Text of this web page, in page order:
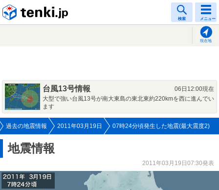
検索 メニュー
現在地
台風13号情報
06日12:00現在
大型で強い台風13号が南大東島の東北東約220kmを西に進んでい
ます
過去の地震情報 2011年03月19日 07時24分頃発生した地震(最大震度2)
地震情報
2011年03月19日07:30発表